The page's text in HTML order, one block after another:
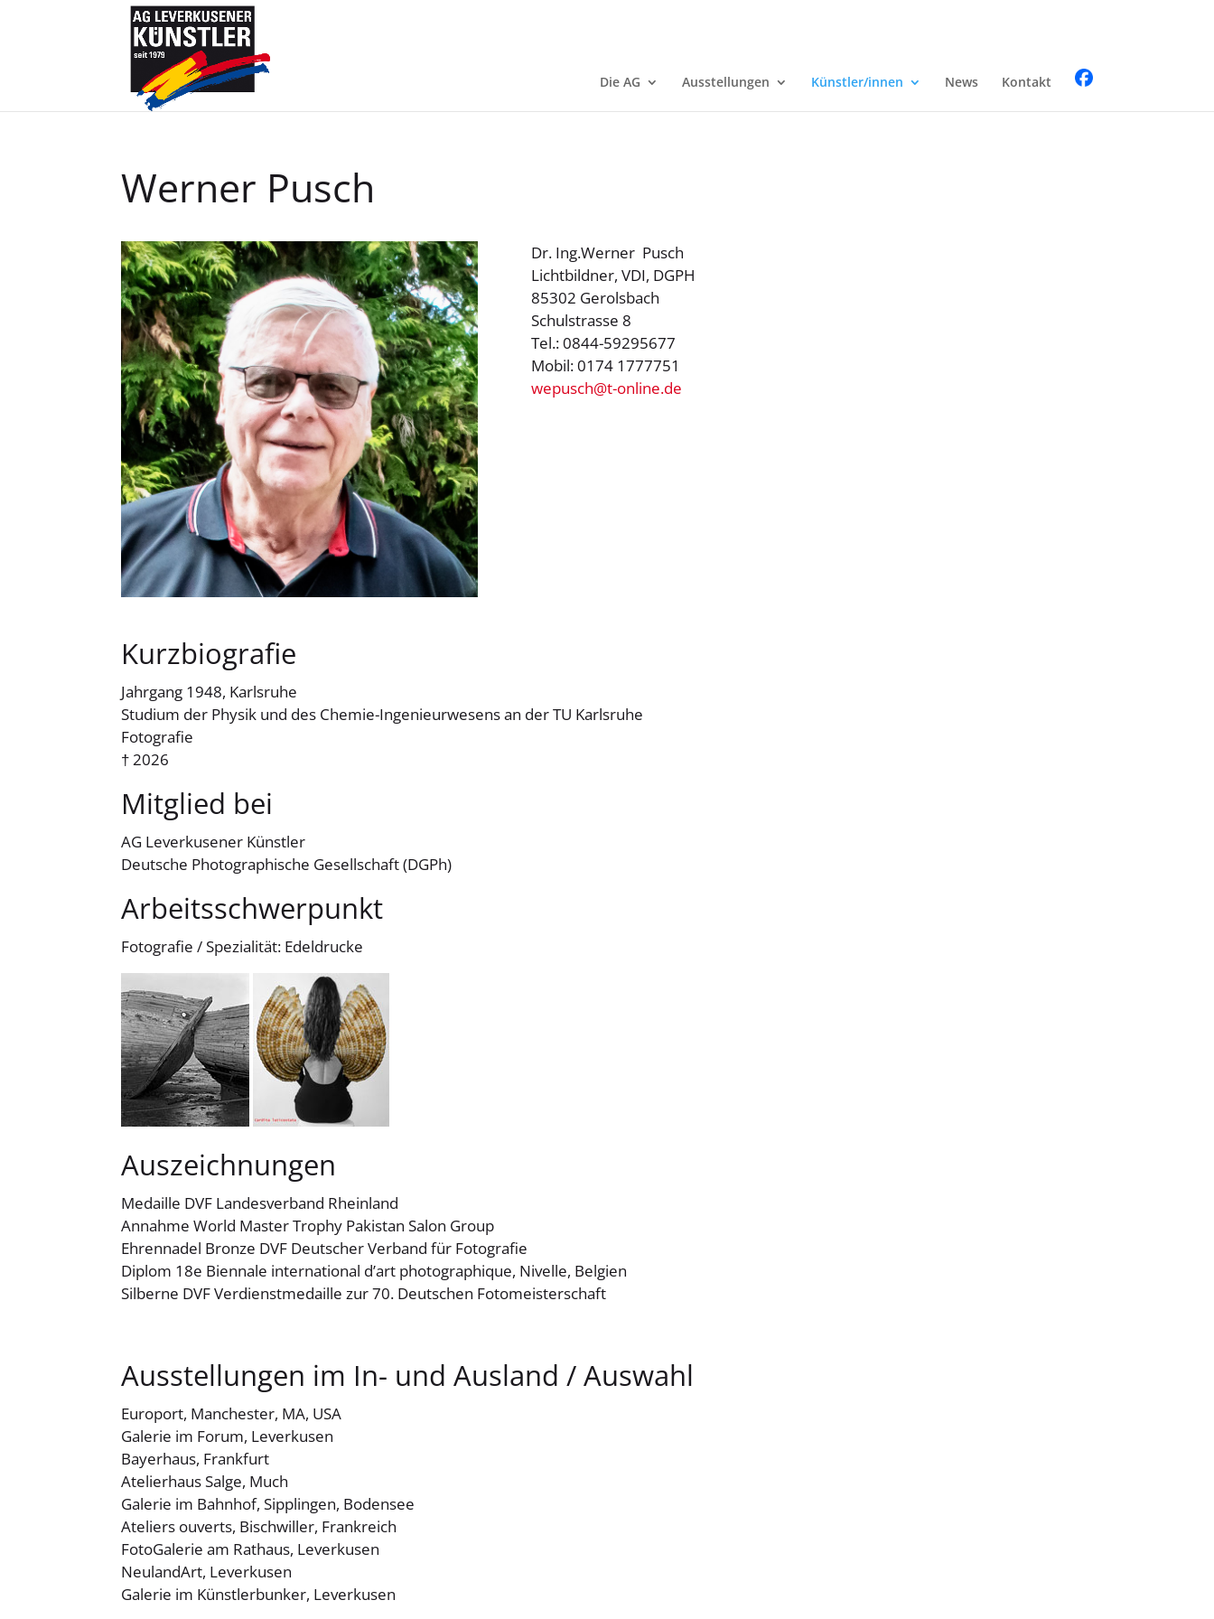
Die AG Ausstellungen Künstler/innen News Kontakt
Werner Pusch
Dr. Ing.Werner Pusch
Lichtbildner, VDI, DGPH
85302 Gerolsbach
Schulstrasse 8
Tel.: 0844-59295677
Mobil: 0174 1777751
wepusch@t-online.de
Kurzbiografie
Jahrgang 1948, Karlsruhe
Studium der Physik und des Chemie-Ingenieurwesens an der TU Karlsruhe
Fotografie
† 2026
Mitglied bei
AG Leverkusener Künstler
Deutsche Photographische Gesellschaft (DGPh)
Arbeitsschwerpunkt
Fotografie / Spezialität: Edeldrucke
Auszeichnungen
Medaille DVF Landesverband Rheinland
Annahme World Master Trophy Pakistan Salon Group
Ehrennadel Bronze DVF Deutscher Verband für Fotografie
Diplom 18e Biennale international d’art photographique, Nivelle, Belgien
Silberne DVF Verdienstmedaille zur 70. Deutschen Fotomeisterschaft
Ausstellungen im In- und Ausland / Auswahl
Europort, Manchester, MA, USA
Galerie im Forum, Leverkusen
Bayerhaus, Frankfurt
Atelierhaus Salge, Much
Galerie im Bahnhof, Sipplingen, Bodensee
Ateliers ouverts, Bischwiller, Frankreich
FotoGalerie am Rathaus, Leverkusen
NeulandArt, Leverkusen
Galerie im Künstlerbunker, Leverkusen